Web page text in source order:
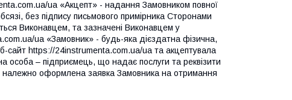
ua «Акцепт» - надання Замовником повної
без підпису письмового примірника Сторонами
Виконавцем, та зазначені Виконавцем у
ua «Замовник» - будь-яка дієздатна фізична,
сайт https://24instrumenta.com.ua/ua та акцептувала
особа – підприємець, що надає послуги та реквізити
належно оформлена заявка Замовника на отримання